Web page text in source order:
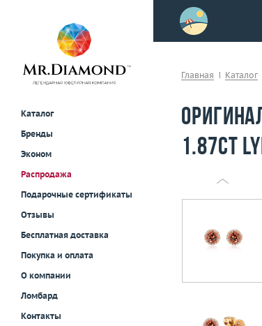
Каталог
Бренды
Эконом
Распродажа
Подарочные сертификаты
Отзывы
Бесплатная доставка
Покупка и оплата
О компании
Ломбард
Контакты
примерки!
Главная Каталог
1.87ct